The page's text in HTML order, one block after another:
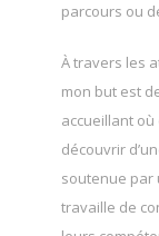
parcours ou
À travers les
mon but est
accueillant
découvrir
soutenue par
travaille de